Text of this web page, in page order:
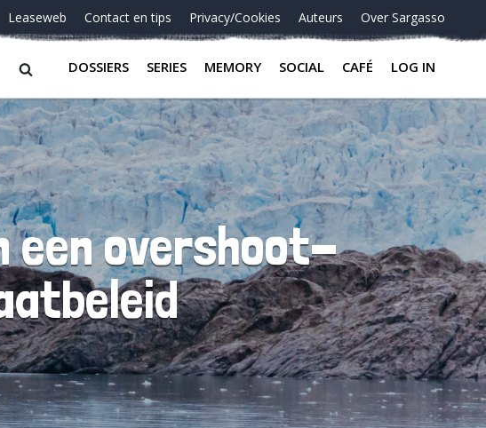
Leaseweb Contact en tips Privacy/Cookies Auteurs Over Sargasso
DOSSIERS SERIES MEMORY SOCIAL CAFÉ LOG IN
een overshoot-